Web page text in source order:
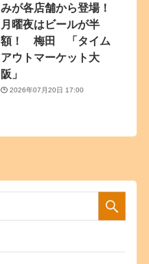
みが各店舗から登場！
月曜夜はビールが半
額！ 梅田 「タイム
アウトマーケット大
阪」
2026年07月20日 17:00